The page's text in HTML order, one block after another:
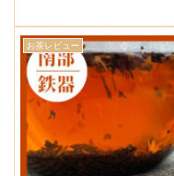
お茶レビュー